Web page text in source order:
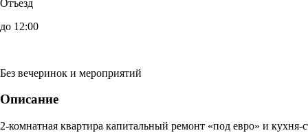
Отъезд
до 12:00
Без вечеринок и мероприятий
Описание
2-комнатная квартира капитальный ремонт «под евро» и кухня-